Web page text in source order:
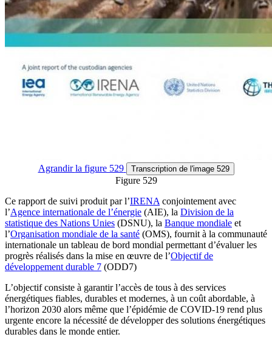
Agrandirla figure 529 Transcription de l'image 529
Figure 529
Ce rapport de suivi produit par l’IRENA conjointement avec
l’Agence internationale de l’énergie (AIE), la Division de la
statistique des Nations Unies (DSNU), la Banque mondiale et
l’Organisation mondiale de la santé (OMS), fournit à la communauté
internationale un tableau de bord mondial permettant d’évaluer les
progrès réalisés dans la mise en œuvre de l’Objectif de
développement durable 7 (ODD7)
L’objectif consiste à garantir l’accès de tous à des services
énergétiques fiables, durables et modernes, à un coût abordable, à
l’horizon 2030 alors même que l’épidémie de COVID-19 rend plus
urgente encore la nécessité de développer des solutions énergétiques
durables dans le monde entier.